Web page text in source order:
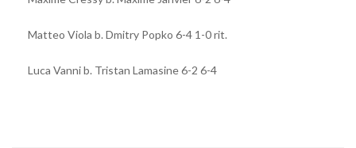
Matteo Viola b. Dmitry Popko 6-4 1-0 rit.
Luca Vanni b. Tristan Lamasine 6-2 6-4